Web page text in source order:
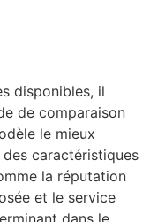
disponibles, il
de comparaison
le mieux
caractéristiques
la réputation
et le service
dans le